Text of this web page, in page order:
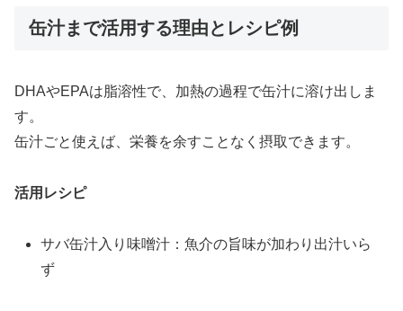
缶汁まで活用する理由とレシピ例
DHAやEPAは脂溶性で、加熱の過程で缶汁に溶け出しま
す。
缶汁ごと使えば、栄養を余すことなく摂取できます。
活用レシピ
サバ缶汁入り味噌汁：魚介の旨味が加わり出汁いら
ず